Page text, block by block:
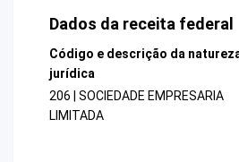
Dados da receita federal
Código e descrição da
jurídica
206 | SOCIEDADE EMPRESARIA
LIMITADA